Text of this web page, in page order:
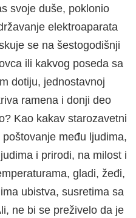
svoje duše, poklonio
elektroaparata
se na šestogodišnji
ili kakvog poseda sa
dotiju, jednostavnoj
ramena i donji deo
Kao kakav starozavetni
među ljudima,
i prirodi, na milost i
gladi, žeđi,
ubistva, susretima sa
ne bi se preživelo da je